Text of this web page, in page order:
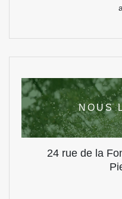
NOUS
24 rue de la